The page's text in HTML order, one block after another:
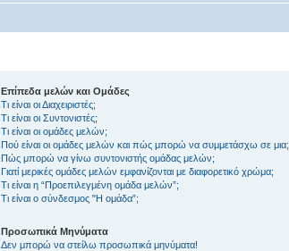
Επίπεδα μελών και Ομάδες
Τι είναι οι Διαχειριστές;
Τι είναι οι Συντονιστές;
Τι είναι οι ομάδες μελών;
Πού είναι οι ομάδες μελών και πώς μπορώ να συμμετάσχω σε μια;
Πώς μπορώ να γίνω συντονιστής ομάδας μελών;
Γιατί μερικές ομάδες μελών εμφανίζονται με διαφορετικό χρώμα;
Τι είναι η “Προεπιλεγμένη ομάδα μελών”;
Τι είναι ο σύνδεσμος "Η ομάδα”;
Προσωπικά Μηνύματα
Δεν μπορώ να στείλω προσωπικά μηνύματα!